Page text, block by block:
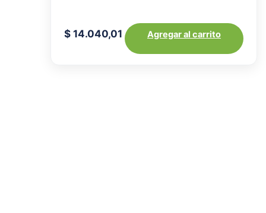
$ 14.040,01 Agregar al carrito